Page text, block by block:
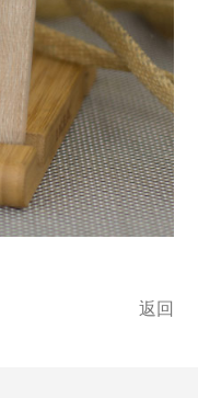
返回